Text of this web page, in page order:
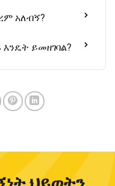
አለብኝ?
ይመዘገባል?